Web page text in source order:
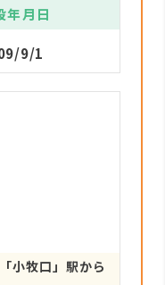
年月日
9/1
小牧口」駅から